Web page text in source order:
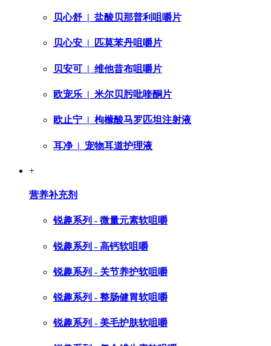
贝心舒 | 盐酸贝那普利咀嚼片
贝心安 | 匹莫苯丹咀嚼片
贝安可 | 维他昔布咀嚼片
欧宠乐 | 米尔贝肟吡喹酮片
欧止宁 | 枸橼酸马罗匹坦注射液
耳净| 宠物耳道护理液
+
营养补充剂
锐趣系列 - 微量元素软咀嚼
锐趣系列 - 高钙软咀嚼
锐趣系列 - 关节养护软咀嚼
锐趣系列 - 整肠健胃软咀嚼
锐趣系列 - 美毛护肤软咀嚼